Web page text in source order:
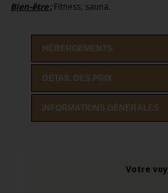
Bien-être :Fitness, sauna.
HÉBERGEMENTS
DÉTAIL DES PRIX
INFORMATIONS GÉNÉRALES
Votre